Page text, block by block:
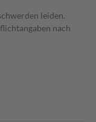
leiden.
nach